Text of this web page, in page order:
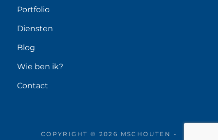
Portfolio
Diensten
Blog
Wie ben ik?
Contact
COPYRIGHT © 2026 MSCHOUTEN -